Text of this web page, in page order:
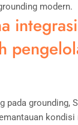
modern.
pada grounding,